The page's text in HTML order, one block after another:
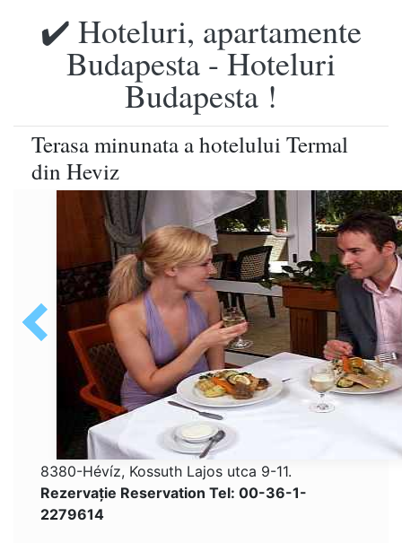
✔️ Hoteluri, apartamente
Budapesta - Hoteluri
Budapesta !
Terasa minunata a hotelului Termal
din Heviz
8380-Hévíz, Kossuth Lajos utca 9-11.
Rezervaţie Reservation Tel: 00-36-1-
2279614